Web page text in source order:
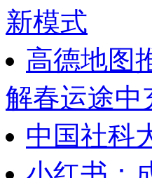
新模式
高德地图
解春运途中
中国社科